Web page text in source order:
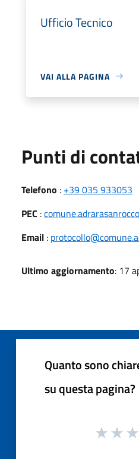
Ufficio Tecnico
VAI ALLA PAGINA
Punti di
Telefono : +39 035 933053
PEC :
Email :
Ultimo aggiornamento: 17
Quanto sono
su questa pagina?